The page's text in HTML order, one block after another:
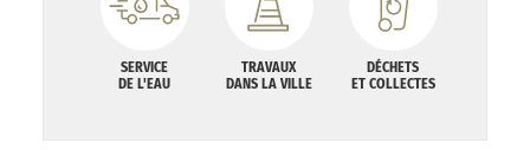
SERVICE
DE L'EAU
TRAVAUX
DANS LA VILLE
DÉCHETS
ET COLLECTES